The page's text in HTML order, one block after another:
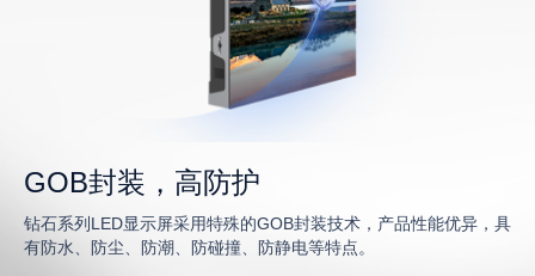
GOB封装，高防护
钻石系列LED显示屏采用特殊的GOB封装技术，产品性能优异，具
有防水、防尘、防潮、防碰撞、防静电等特点。